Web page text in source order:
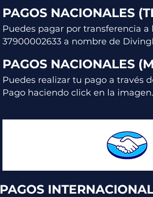
PAGOS NACIONALES
Puedes pagar por transferencia
37900002633 a nombre de D
PAGOS NACIONALES
Puedes realizar tu pago a través
Pago haciendo click en la imagen.
PAGOS